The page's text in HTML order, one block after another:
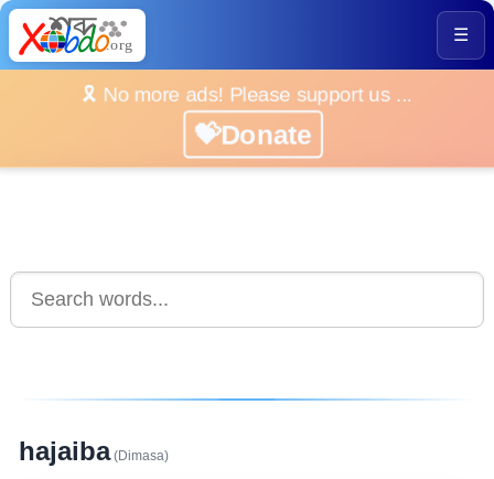
☰
🎗️ No more ads! Please support us ...
💝Donate
hajaiba(Dimasa)